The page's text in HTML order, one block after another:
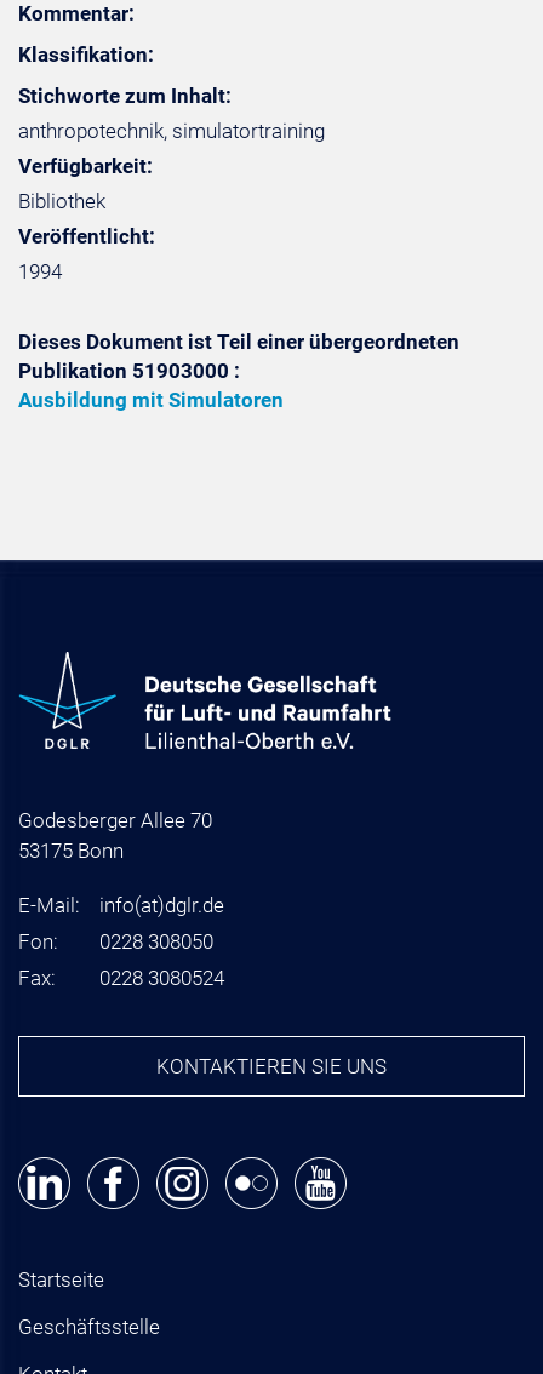
Kommentar:
Klassifikation:
Stichworte zum Inhalt:
anthropotechnik, simulatortraining
Verfügbarkeit:
Bibliothek
Veröffentlicht:
1994
Dieses Dokument ist Teil einer übergeordneten
Publikation 51903000 :
Ausbildung mit Simulatoren
Godesberger Allee 70
53175 Bonn
E-Mail: info(at)dglr.de
Fon:
0228 308050
Fax:
0228 3080524
KONTAKTIEREN SIE UNS
Startseite
Geschäftsstelle